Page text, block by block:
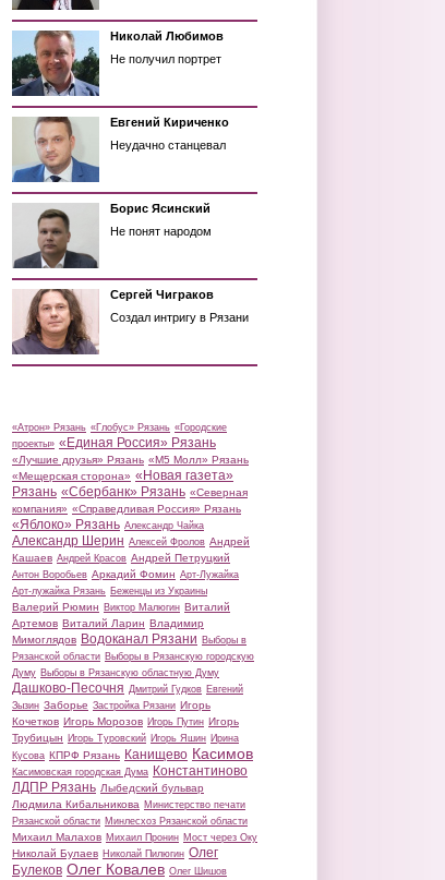
Николай Любимов
Не получил портрет
Евгений Кириченко
Неудачно станцевал
Борис Ясинский
Не понят народом
Сергей Чиграков
Создал интригу в Рязани
«Атрон» Рязань «Глобус» Рязань «Городские
проекты» «Единая Россия» Рязань
«Лучшие друзья» Рязань «М5 Молл» Рязань
«Мещерская сторона» «Новая газета»
Рязань «Сбербанк» Рязань «Северная
компания» «Справедливая Россия» Рязань
«Яблоко» Рязань Александр Чайка
Александр Шерин Алексей Фролов Андрей
Кашаев Андрей Красов Андрей Петруцкий
Антон Воробьев Аркадий Фомин Арт-Лужайка
Арт-лужайка Рязань Беженцы из Украины
Валерий Рюмин Виктор Малюгин Виталий
Артемов Виталий Ларин Владимир
Мимоглядов Водоканал Рязани Выборы в
Рязанской области Выборы в Рязанскую городскую
Думу Выборы в Рязанскую областную Думу
Дашково-Песочня Дмитрий Гудков Евгений
Зызин Заборье Застройка Рязани Игорь
Кочетков Игорь Морозов Игорь Путин Игорь
Трубицын Игорь Туровский Игорь Яшин Ирина
Кусова КПРФ Рязань Канищево Касимов
Касимовская городская Дума Константиново
ЛДПР Рязань Лыбедский бульвар
Людмила Кибальникова Министерство печати
Рязанской области Минлесхоз Рязанской области
Михаил Малахов Михаил Пронин Мост через Оку
Николай Булаев Николай Пилюгин Олег
Булеков Олег Ковалев Олег Шишов